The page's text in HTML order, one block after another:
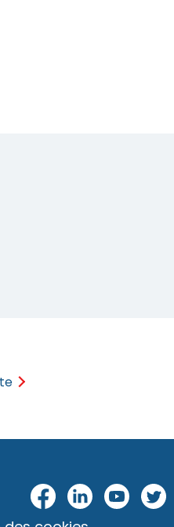
Fac
Link
edI
Yo
Twi